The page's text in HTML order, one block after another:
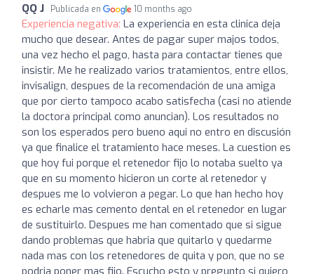
QQ J Publicada en 10 months ago
Experiencia negativa: La experiencia en esta clinica deja
mucho que desear. Antes de pagar super majos todos,
una vez hecho el pago, hasta para contactar tienes que
insistir. Me he realizado varios tratamientos, entre ellos,
invisalign, despues de la recomendación de una amiga
que por cierto tampoco acabo satisfecha (casi no atiende
la doctora principal como anuncian). Los resultados no
son los esperados pero bueno aqui no entro en discusión
ya que finalice el tratamiento hace meses. La cuestion es
que hoy fui porque el retenedor fijo lo notaba suelto ya
que en su momento hicieron un corte al retenedor y
despues me lo volvieron a pegar. Lo que han hecho hoy
es echarle mas cemento dental en el retenedor en lugar
de sustituirlo. Despues me han comentado que si sigue
dando problemas que habria que quitarlo y quedarme
nada mas con los retenedores de quita y pon, que no se
podria poner mas fijo. Escucho esto y pregunto si quiero